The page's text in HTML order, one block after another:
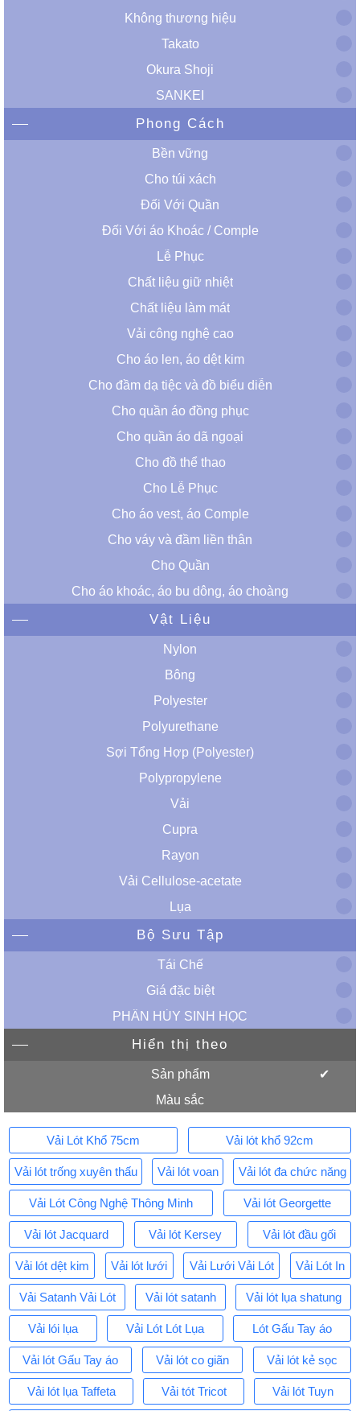
Không thương hiệu
Takato
Okura Shoji
SANKEI
Phong Cách
Bền vững
Cho túi xách
Đối Với Quần
Đối Với áo Khoác / Comple
Lễ Phục
Chất liệu giữ nhiệt
Chất liệu làm mát
Vải công nghệ cao
Cho áo len, áo dệt kim
Cho đầm dạ tiệc và đồ biểu diễn
Cho quần áo đồng phục
Cho quần áo dã ngoại
Cho đồ thể thao
Cho Lễ Phục
Cho áo vest, áo Comple
Cho váy và đầm liền thân
Cho Quần
Cho áo khoác, áo bu dông, áo choàng
Vật Liệu
Nylon
Bông
Polyester
Polyurethane
Sợi Tổng Hợp (Polyester)
Polypropylene
Vải
Cupra
Rayon
Vải Cellulose-acetate
Lụa
Bộ Sưu Tập
Tái Chế
Giá đặc biệt
PHÂN HỦY SINH HỌC
Hiển thị theo
Sản phẩm
Màu sắc
Vải Lót Khổ 75cm Vải lót khổ 92cm
Vải lót trống xuyên thấu Vải lót voan Vải lót đa chức năng
Vải Lót Công Nghệ Thông Minh Vải lót Georgette
Vải lót Jacquard Vải lót Kersey Vải lót đầu gối
Vải lót dệt kim Vải lót lưới Vải Lưới Vải Lót Vải Lót In
Vải Satanh Vải Lót Vải lót satanh Vải lót lụa shatung
Vải lói lụa Vải Lót Lót Lụa Lót Gấu Tay áo
Vải lót Gấu Tay áo Vải lót co giãn Vải lót kẻ sọc
Vải lót lụa Taffeta Vải tót Tricot Vải lót Tuyn